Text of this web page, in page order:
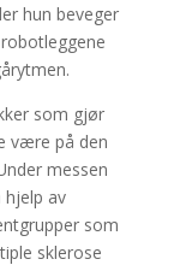
hun beveger
som gjør
være på den
messen
hjelp av
som
sklerose